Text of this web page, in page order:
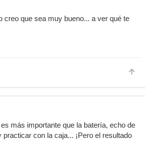
creo que sea muy bueno... a ver qué te
más importante que la batería, echo de
con la caja... ¡Pero el resultado